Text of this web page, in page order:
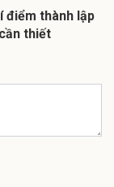
điểm thành lập
thiết